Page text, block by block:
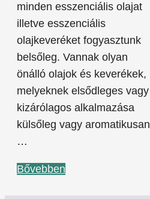
minden esszenciális olajat
illetve esszenciális
olajkeveréket fogyasztunk
belsőleg. Vannak olyan
önálló olajok és keverékek,
melyeknek elsődleges vagy
kizárólagos alkalmazása
külsőleg vagy aromatikusan
…
Bővebben